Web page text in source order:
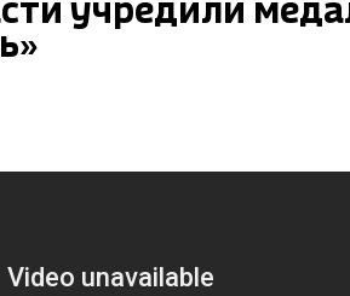
учредили